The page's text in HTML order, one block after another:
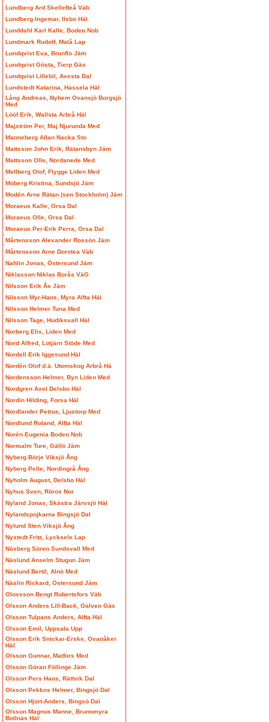
Lundberg Ard Skellefteå Väb
Lundberg Ingemar, Ilsbo Häl
Lunddahl Karl Kalle, Boden Nob
Lundmark Rudolf, Malå Lap
Lundqvist Eva, Brunflo Jäm
Lundqvist Gösta, Tierp Gäs
Lundqvist Lillebil, Avesta Dal
Lundstedt Katarina, Hassela Häl
Lång Andreas, Nyhem Ovansjö Borgsjö
Med
Lööf Erik, Wallsta Arbrå Häl
Majström Per, Maj Njurunda Med
Manneberg Allan Nacka Sto
Mattsson John Erik, Rätansbyn Jäm
Mattsson Olle, Nordanede Med
Mellberg Olof, Flygge Liden Med
Moberg Kristina, Sundsjö Jäm
Modén Arne Rätan (sen Stockholm) Jäm
Moraeus Kalle, Orsa Dal
Moraeus Olle, Orsa Dal
Moraeus Per-Erik Perra, Orsa Dal
Mårtensson Alexander Rossön Jäm
Mårtensson Arne Dorotea Väb
Nahlin Jonas, Östersund Jäm
Niklasson Niklas Borås VäG
Nilsson Erik Ås Jäm
Nilsson Myr-Hans, Myra Alfta Häl
Nilsson Helmer Tuna Med
Nilsson Tage, Hudiksvall Häl
Norberg Elis, Liden Med
Nord Alfred, Lotjärn Stöde Med
Nordell Erik Iggesund Häl
Nordén Olof d.ä. Utomskog Arbrå Hä
Nordensson Helmer, Byn Liden Med
Nordgren Axel Delsbo Häl
Nordin Hilding, Forsa Häl
Nordlander Petrus, Ljustorp Med
Nordlund Roland, Alfta Häl
Norén Eugenia Boden Nob
Normalm Ture, Gällö Jäm
Nyberg Börje Viksjö Ång
Nyberg Pelle, Nordingrå Ång
Nyholm August, Delsbo Häl
Nyhus Sven, Röros Nor
Nyland Jonas, Skästra Järvsjö Häl
Nylandspojkarna Bingsjö Dal
Nylund Sten Viksjö Ång
Nystedt Fritz, Lycksele Lap
Näsberg Sören Sundsvall Med
Näslund Anselm Stugun Jäm
Näslund Bertil, Alnö Med
Näslin Rickard, Östersund Jäm
Olovsson Bengt Robertsfors Väb
Olsson Anders Lill-Back, Galven Gäs
Olsson Tulpans Anders, Alfta Häl
Olsson Emil, Uppsala Upp
Olsson Erik Snickar-Erske, Ovanåker
Häl
Olsson Gunnar, Matfors Med
Olsson Göran Föllinge Jäm
Olsson Pers Hans, Rättvik Dal
Olsson Pekkos Helmer, Bingsjö Dal
Olsson Hjort-Anders, Bingsö Dal
Olsson Magnus Manne, Brunnmyra
Bollnäs Häl